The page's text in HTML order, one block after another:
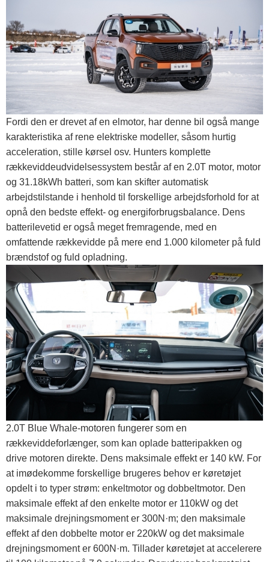
Fordi den er drevet af en elmotor, har denne bil også mange
karakteristika af rene elektriske modeller, såsom hurtig
acceleration, stille kørsel osv. Hunters komplette
rækkeviddeudvidelsessystem består af en 2.0T motor, motor
og 31.18kWh batteri, som kan skifter automatisk
arbejdstilstande i henhold til forskellige arbejdsforhold for at
opnå den bedste effekt- og energiforbrugsbalance. Dens
batterilevetid er også meget fremragende, med en
omfattende rækkevidde på mere end 1.000 kilometer på fuld
brændstof og fuld opladning.
2.0T Blue Whale-motoren fungerer som en
rækkeviddeforlænger, som kan oplade batteripakken og
drive motoren direkte. Dens maksimale effekt er 140 kW. For
at imødekomme forskellige brugeres behov er køretøjet
opdelt i to typer strøm: enkeltmotor og dobbeltmotor. Den
maksimale effekt af den enkelte motor er 110kW og det
maksimale drejningsmoment er 300N·m; den maksimale
effekt af den dobbelte motor er 220kW og det maksimale
drejningsmoment er 600N·m. Tillader køretøjet at accelerere